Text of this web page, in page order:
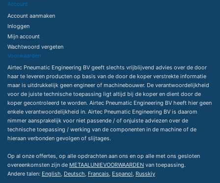
Account
Account aanmaken
Inloggen
Mijn account
Wachtwoord vergeten
Voorwaarden
Airtec Pneumatic Engineering BV geeft slechts vrijblijvend advies over de door
haar te leveren producten op basis van de door de koper verstrekte informatie
maar is uitdrukkelijk geen engineer of machinebouwer. De verantwoordelijkheid
voor de juiste technische toepassing ligt altijd bij de koper en dient door de
koper gecontroleerd te worden. Airtec Pneumatic Engineering BV heeft hier geen
enkele verantwoordelijkheid in. Airtec Pneumatic Engineering BV is daarom
nimmer aansprakelijk voor niet passende / of onjuiste adviezen over de
technische toepassing / werking van de componenten in de machine of de
hieraan verbonden gevolgen of slijtages.
Op al onze offertes, op alle opdrachten aan ons en op alle met ons gesloten
overeenkomsten zijn de METAALUNIEVOORWAARDEN van toepassing.
Andere talen: English, Deutsch, Francais, Espanol, Russkiy